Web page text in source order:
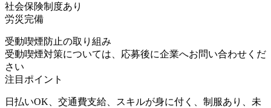
社会保険制度あり
労災完備
受動喫煙防止の取り組み
受動喫煙対策については、応募後に企業へお問い合わせくだ
さい
注目ポイント
日払いOK、交通費支給、スキルが身に付く、制服あり、未